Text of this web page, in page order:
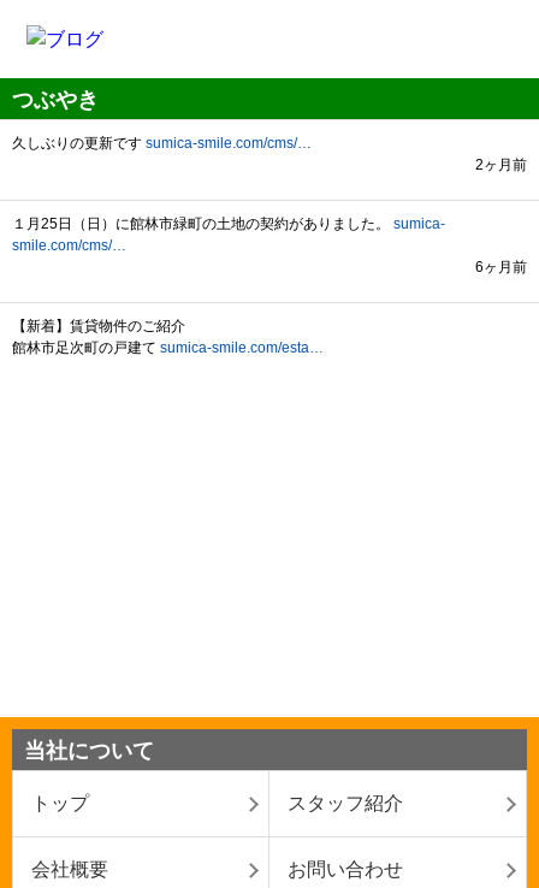
つぶやき
当社について
トップ スタッフ紹介
会社概要 お問い合わせ